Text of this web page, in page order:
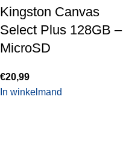
Kingston Canvas
Select Plus 128GB –
MicroSD
€20,99
In winkelmand